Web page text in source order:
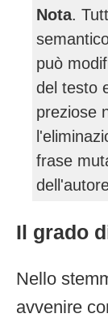
Nota.
può
del testo
preziose
frase
Il grado
Nello
avvenire